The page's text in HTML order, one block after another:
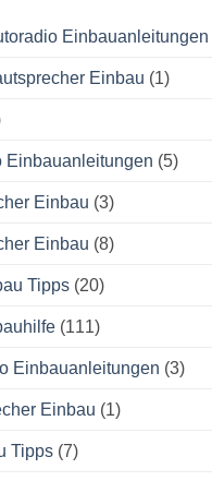
Einbauanleitungen
Einbau (1)
Einbauanleitungen (5)
Einbau (3)
Einbau (8)
Tipps (20)
(111)
Einbauanleitungen (3)
Einbau (1)
Tipps (7)